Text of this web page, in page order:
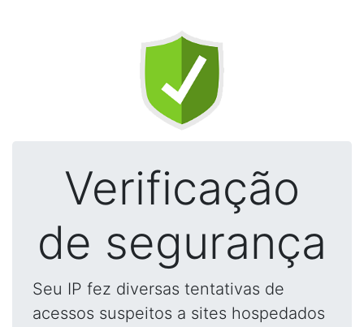
Verificação
de segurança
Seu IP fez diversas tentativas de
acessos suspeitos a sites hospedados